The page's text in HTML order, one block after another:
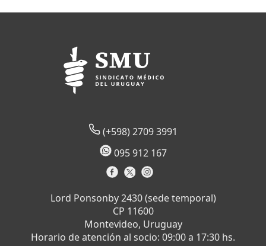
(+598) 2709 3991
095 912 167
Lord Ponsonby 2430 (sede temporal)
CP 11600
Montevideo, Uruguay
Horario de atención al socio: 09:00 a 17:30 hs.